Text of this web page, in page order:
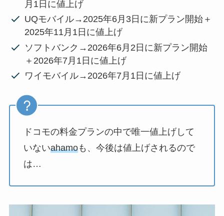
月1日に値上げ
UQモバイル→2025年6月3日に新プラン開始＋
2025年11月1日に値上げ
ソフトバンク→2026年6月2日に新プラン開始
＋2026年7月1日に値上げ
ワイモバイル→2026年7月1日に値上げ
ドコモの料金プランの中で唯一値上げして
いないahamoも、今後は値上げされるので
は…